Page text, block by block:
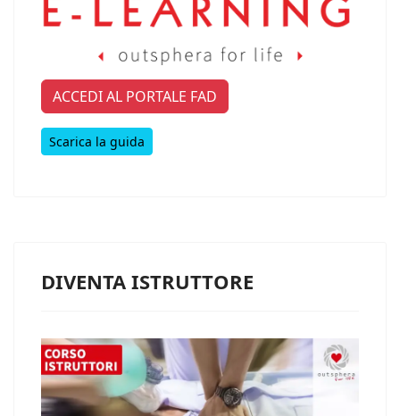
ACCEDI AL PORTALE FAD
Scarica la guida
DIVENTA ISTRUTTORE